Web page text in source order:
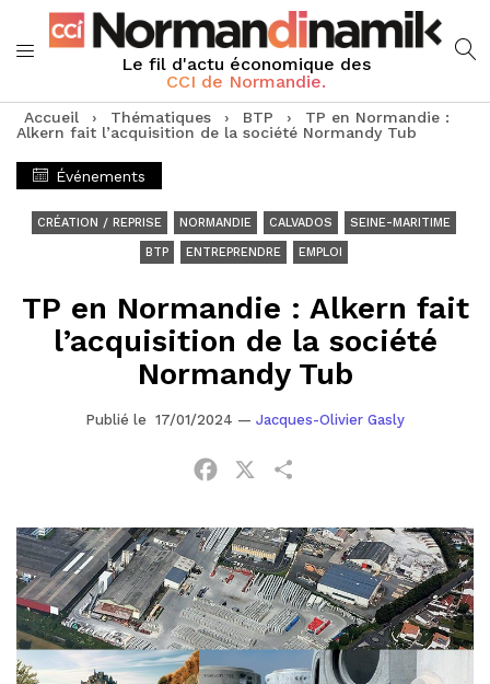
Le fil d'actu économique des
CCI de Normandie.
Accueil › Thématiques › BTP ›
TP en Normandie :
Alkern fait l’acquisition de la société Normandy Tub
Événements
CRÉATION / REPRISE NORMANDIE CALVADOS SEINE-MARITIME
BTP ENTREPRENDRE EMPLOI
TP en Normandie : Alkern fait
l’acquisition de la société
Normandy Tub
Publié le 17/01/2024 — Jacques-Olivier Gasly
Facebook